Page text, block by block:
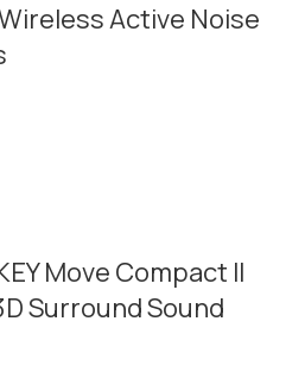
Active Noise
Move Compact II
Surround Sound